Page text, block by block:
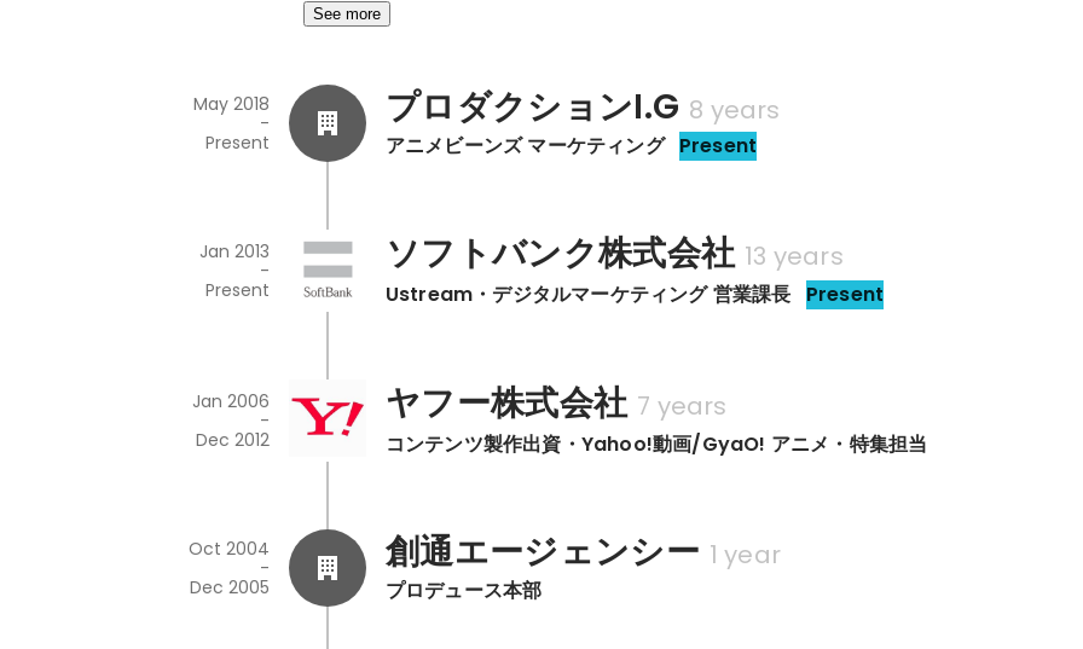
See more
プロダクションI.G 8 years
アニメビーンズ マーケティング Present
May 2018
-
Present
ソフトバンク株式会社 13 years
Ustream・デジタルマーケティング 営業課長 Present
Jan 2013
-
Present
ヤフー株式会社 7 years
コンテンツ製作出資・Yahoo!動画/GyaO! アニメ・特集担当
Jan 2006
-
Dec 2012
創通エージェンシー 1 year
プロデュース本部
Oct 2004
-
Dec 2005